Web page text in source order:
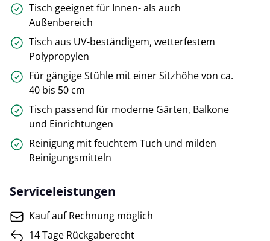
Tisch geeignet für Innen- als auch
Außenbereich
Tisch aus UV-beständigem, wetterfestem
Polypropylen
Für gängige Stühle mit einer Sitzhöhe von ca.
40 bis 50 cm
Tisch passend für moderne Gärten, Balkone
und Einrichtungen
Reinigung mit feuchtem Tuch und milden
Reinigungsmitteln
Serviceleistungen
Kauf auf Rechnung möglich
14 Tage Rückgaberecht